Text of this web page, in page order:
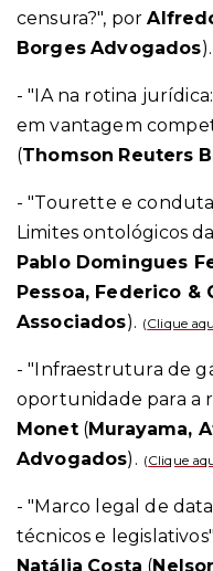
censura?", por
Borges Advogados).
- "IA na rotina
em vantagem
(Thomson Reuters
- "Tourette e
Limites ontológicos
Pablo Domingues
Pessoa, Federico &
Associados). (Clique
- "Infraestrutura de
oportunidade para a
Monet(Murayama,
Advogados). (Clique
- "Marco legal de
técnicos e
Natália Costa (